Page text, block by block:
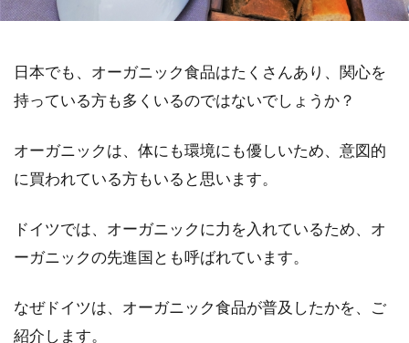
日本でも、オーガニック食品はたくさんあり、関心を
持っている方も多くいるのではないでしょうか？
オーガニックは、体にも環境にも優しいため、意図的
に買われている方もいると思います。
ドイツでは、オーガニックに力を入れているため、オ
ーガニックの先進国とも呼ばれています。
なぜドイツは、オーガニック食品が普及したかを、ご
紹介します。